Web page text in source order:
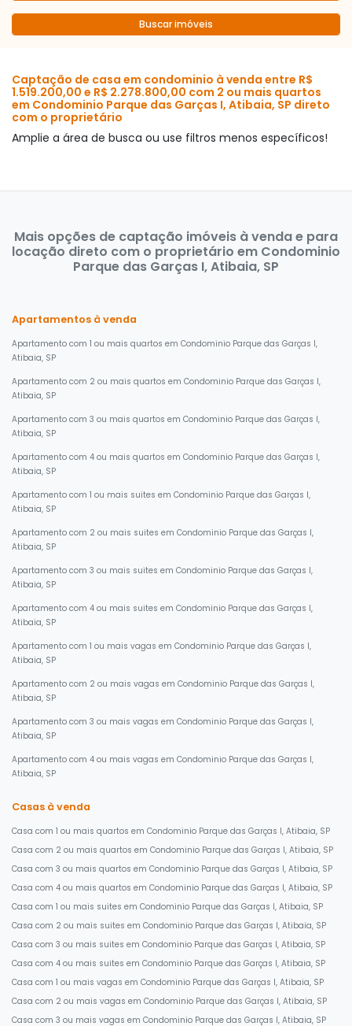
Buscar imóveis
Captação de casa em condominio à venda entre R$
1.519.200,00 e R$ 2.278.800,00 com 2 ou mais quartos
em Condominio Parque das Garças I, Atibaia, SP direto
com o proprietário
Amplie a área de busca ou use filtros menos específicos!
Mais opções de captação imóveis à venda e para
locação direto com o proprietário em Condominio
Parque das Garças I, Atibaia, SP
Apartamentos à venda
Apartamento com 1 ou mais quartos em Condominio Parque das Garças I,
Atibaia, SP
Apartamento com 2 ou mais quartos em Condominio Parque das Garças I,
Atibaia, SP
Apartamento com 3 ou mais quartos em Condominio Parque das Garças I,
Atibaia, SP
Apartamento com 4 ou mais quartos em Condominio Parque das Garças I,
Atibaia, SP
Apartamento com 1 ou mais suites em Condominio Parque das Garças I,
Atibaia, SP
Apartamento com 2 ou mais suites em Condominio Parque das Garças I,
Atibaia, SP
Apartamento com 3 ou mais suites em Condominio Parque das Garças I,
Atibaia, SP
Apartamento com 4 ou mais suites em Condominio Parque das Garças I,
Atibaia, SP
Apartamento com 1 ou mais vagas em Condominio Parque das Garças I,
Atibaia, SP
Apartamento com 2 ou mais vagas em Condominio Parque das Garças I,
Atibaia, SP
Apartamento com 3 ou mais vagas em Condominio Parque das Garças I,
Atibaia, SP
Apartamento com 4 ou mais vagas em Condominio Parque das Garças I,
Atibaia, SP
Casas à venda
Casa com 1 ou mais quartos em Condominio Parque das Garças I, Atibaia, SP
Casa com 2 ou mais quartos em Condominio Parque das Garças I, Atibaia, SP
Casa com 3 ou mais quartos em Condominio Parque das Garças I, Atibaia, SP
Casa com 4 ou mais quartos em Condominio Parque das Garças I, Atibaia, SP
Casa com 1 ou mais suites em Condominio Parque das Garças I, Atibaia, SP
Casa com 2 ou mais suites em Condominio Parque das Garças I, Atibaia, SP
Casa com 3 ou mais suites em Condominio Parque das Garças I, Atibaia, SP
Casa com 4 ou mais suites em Condominio Parque das Garças I, Atibaia, SP
Casa com 1 ou mais vagas em Condominio Parque das Garças I, Atibaia, SP
Casa com 2 ou mais vagas em Condominio Parque das Garças I, Atibaia, SP
Casa com 3 ou mais vagas em Condominio Parque das Garças I, Atibaia, SP